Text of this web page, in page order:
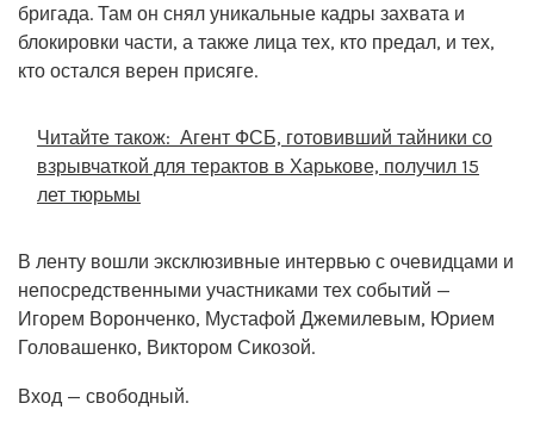
бригада. Там он снял уникальные кадры захвата и
блокировки части, а также лица тех, кто предал, и тех,
кто остался верен присяге.
Читайте також: Агент ФСБ, готовивший тайники со
взрывчаткой для терактов в Харькове, получил 15
лет тюрьмы
В ленту вошли эксклюзивные интервью с очевидцами и
непосредственными участниками тех событий —
Игорем Воронченко, Мустафой Джемилевым, Юрием
Головашенко, Виктором Сикозой.
Вход — свободный.